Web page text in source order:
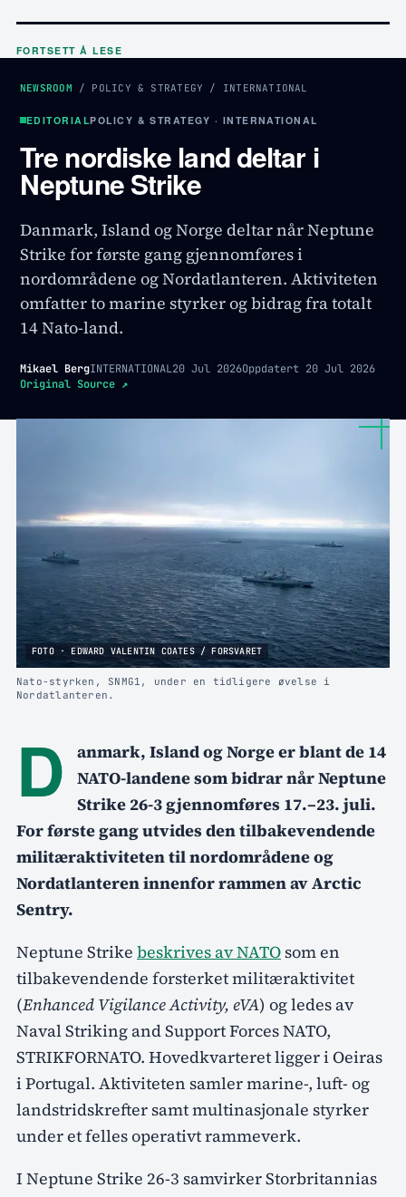
FORTSETT Å LESE
NEWSROOM / POLICY & STRATEGY / INTERNATIONAL
EDITORIALPOLICY & STRATEGY · INTERNATIONAL
Tre nordiske land deltar i
Neptune Strike
Danmark, Island og Norge deltar når Neptune
Strike for første gang gjennomføres i
nordområdene og Nordatlanteren. Aktiviteten
omfatter to marine styrker og bidrag fra totalt
14 Nato-land.
Mikael BergINTERNATIONAL20 Jul 2026Oppdatert 20 Jul 2026
Original Source ↗
FOTO · EDWARD VALENTIN COATES / FORSVARET
Nato-styrken, SNMG1, under en tidligere øvelse i
Nordatlanteren.
D
anmark, Island og Norge er blant de 14
NATO-landene som bidrar når Neptune
Strike 26-3 gjennomføres 17.–23. juli.
For første gang utvides den tilbakevendende
militæraktiviteten til nordområdene og
Nordatlanteren innenfor rammen av Arctic
Sentry.
Neptune Strike beskrives av NATO som en
tilbakevendende forsterket militæraktivitet
(Enhanced Vigilance Activity, eVA) og ledes av
Naval Striking and Support Forces NATO,
STRIKFORNATO. Hovedkvarteret ligger i Oeiras
i Portugal. Aktiviteten samler marine-, luft- og
landstridskrefter samt multinasjonale styrker
under et felles operativt rammeverk.
I Neptune Strike 26-3 samvirker Storbritannias